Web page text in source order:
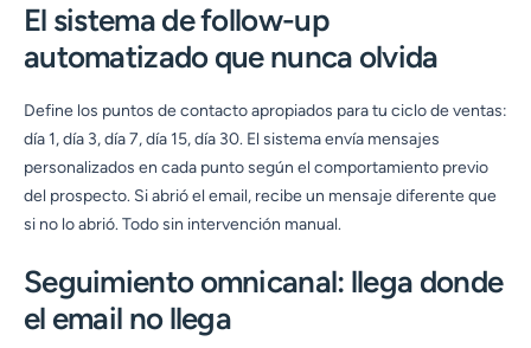
El sistema de follow-up
automatizado que nunca olvida
Define los puntos de contacto apropiados para tu ciclo de ventas:
día 1, día 3, día 7, día 15, día 30. El sistema envía mensajes
personalizados en cada punto según el comportamiento previo
del prospecto. Si abrió el email, recibe un mensaje diferente que
si no lo abrió. Todo sin intervención manual.
Seguimiento omnicanal: llega donde
el email no llega